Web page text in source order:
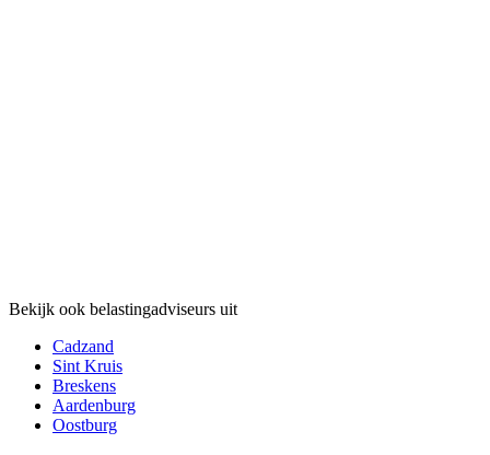
Bekijk ook belastingadviseurs uit
Cadzand
Sint Kruis
Breskens
Aardenburg
Oostburg